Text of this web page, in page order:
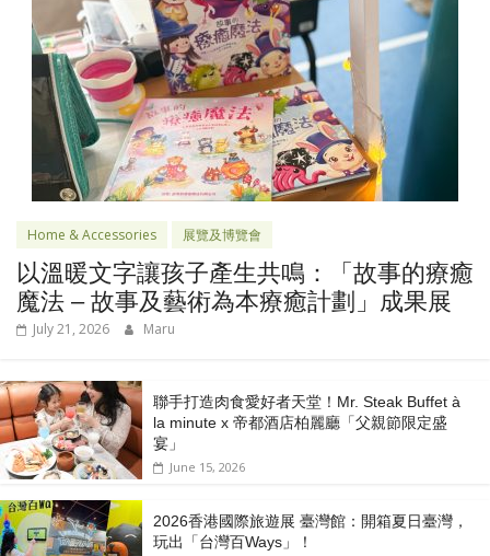
Home & Accessories 展覽及博覽會
以溫暖文字讓孩子產生共鳴：「故事的療癒
魔法 – 故事及藝術為本療癒計劃」成果展
July 21, 2026 Maru
聯手打造肉食愛好者天堂！Mr. Steak Buffet à
la minute x 帝都酒店柏麗廳「⽗親節限定盛
宴」
June 15, 2026
2026香港國際旅遊展 臺灣館：開箱夏日臺灣，
玩出「台灣百Ways」！